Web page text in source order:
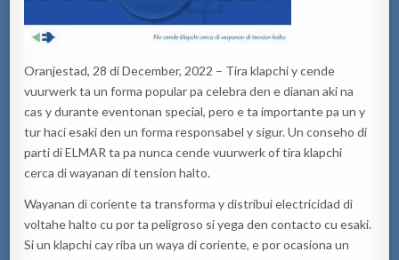
Oranjestad, 28 di December, 2022 – Tira klapchi y cende
vuurwerk ta un forma popular pa celebra den e dianan aki na
cas y durante eventonan special, pero e ta importante pa un y
tur haci esaki den un forma responsabel y sigur. Un conseho di
parti di ELMAR ta pa nunca cende vuurwerk of tira klapchi
cerca di wayanan di tension halto.
Wayanan di coriente ta transforma y distribui electricidad di
voltahe halto cu por ta peligroso si yega den contacto cu esaki.
Si un klapchi cay riba un waya di coriente, e por ocasiona un